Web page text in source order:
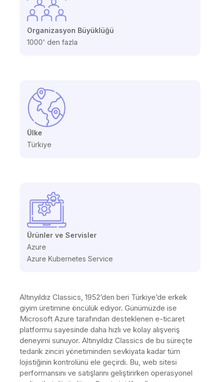
Organizasyon Büyüklüğü
1000' den fazla
Ülke
Türkiye
Ürünler ve Servisler
Azure
Azure Kubernetes Service
Altınyıldız Classics, 1952’den beri Türkiye’de erkek
giyim üretimine öncülük ediyor. Günümüzde ise
Microsoft Azure tarafından desteklenen e-ticaret
platformu sayesinde daha hızlı ve kolay alışveriş
deneyimi sunuyor. Altınyıldız Classics de bu süreçte
tedarik zinciri yönetiminden sevkiyata kadar tüm
lojistiğinin kontrolünü ele geçirdi. Bu, web sitesi
performansını ve satışlarını geliştirirken operasyonel